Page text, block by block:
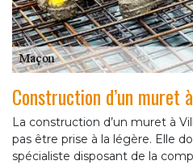
Construction d’un
La construction d’un muret à
pas être prise à la légère. Elle
spécialiste disposant de la